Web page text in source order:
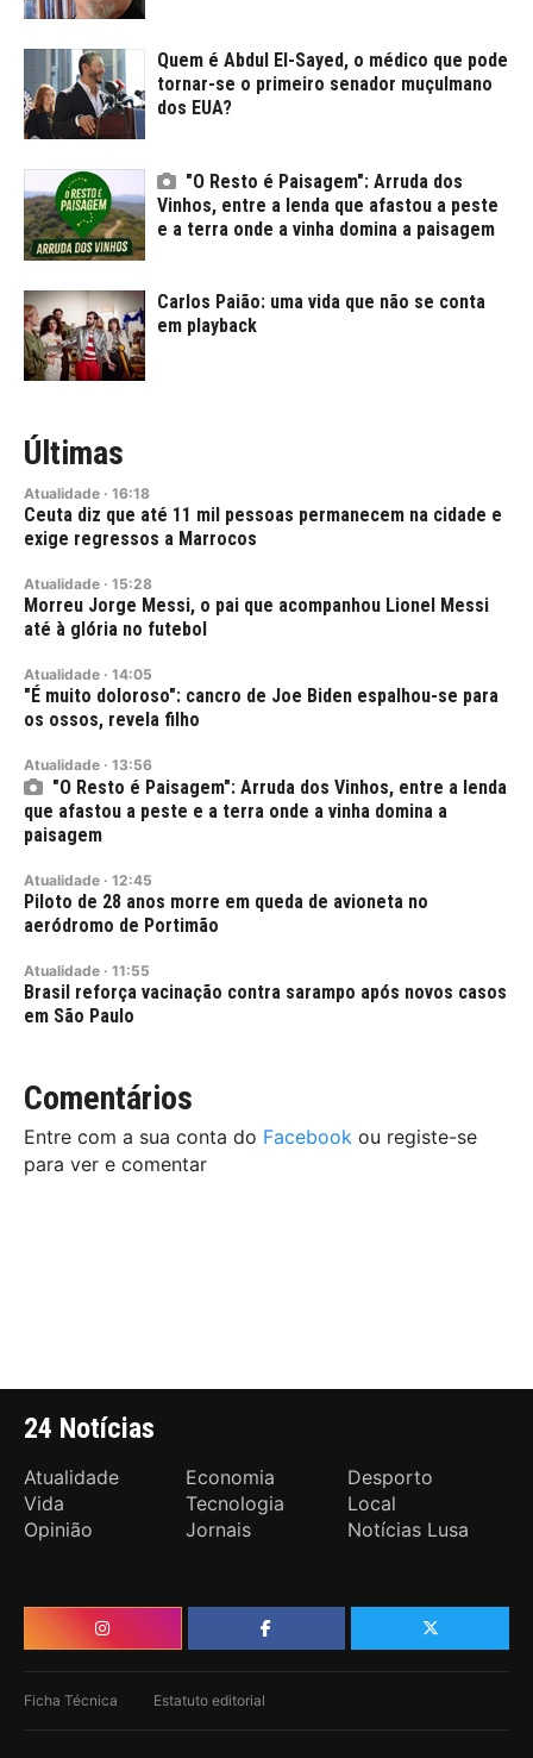
Quem é Abdul El-Sayed, o médico que pode
tornar-se o primeiro senador muçulmano
dos EUA?
"O Resto é Paisagem": Arruda dos
Vinhos, entre a lenda que afastou a peste
e a terra onde a vinha domina a paisagem
Carlos Paião: uma vida que não se conta
em playback
Últimas
Atualidade · 16:18
Ceuta diz que até 11 mil pessoas permanecem na cidade e
exige regressos a Marrocos
Atualidade · 15:28
Morreu Jorge Messi, o pai que acompanhou Lionel Messi
até à glória no futebol
Atualidade · 14:05
"É muito doloroso": cancro de Joe Biden espalhou-se para
os ossos, revela filho
Atualidade · 13:56
"O Resto é Paisagem": Arruda dos Vinhos, entre a lenda
que afastou a peste e a terra onde a vinha domina a
paisagem
Atualidade · 12:45
Piloto de 28 anos morre em queda de avioneta no
aeródromo de Portimão
Atualidade · 11:55
Brasil reforça vacinação contra sarampo após novos casos
em São Paulo
Comentários
Entre com a sua conta do Facebook ou registe-se
para ver e comentar
24 Notícias
Atualidade Economia
Desporto
Vida
Tecnologia
Local
Opinião
Jornais Notícias Lusa
Ficha Técnica Estatuto editorial